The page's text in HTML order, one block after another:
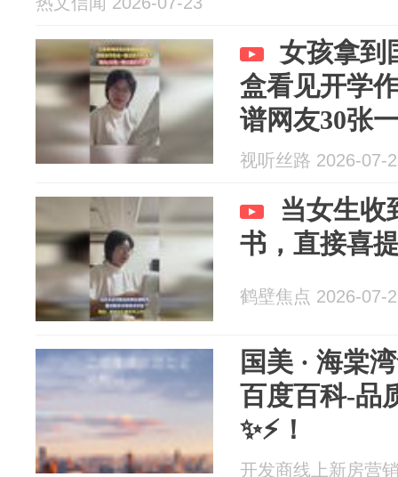
女孩拿到
盒看见开学
谱网友30张
视听丝路 2026-07-
当女生收
书，直接喜
鹤壁焦点 2026-07-
国美 · 海棠
百度百科-品
✨⚡！
开发商线上新房营